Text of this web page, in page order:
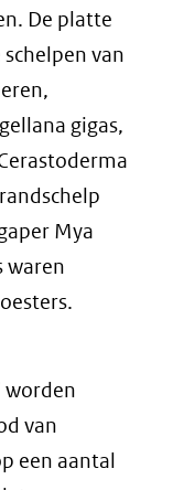
De platte
van
gigas,
Mya
waren
worden
van
een aantal